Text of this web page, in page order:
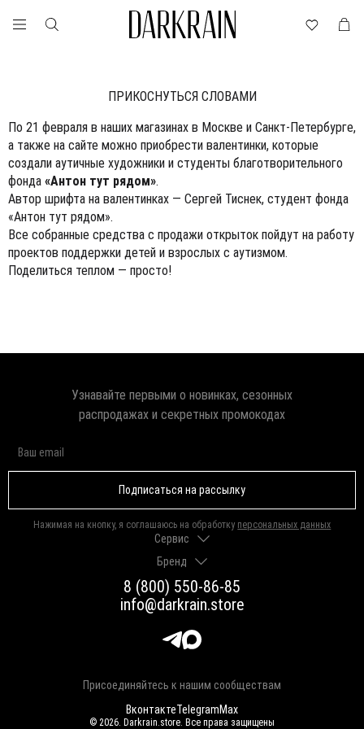
ПРИКОСНУТЬСЯ СЛОВАМИ
По 21 февраля в наших магазинах в Москве и Санкт-Петербурге,
а также на сайте можно приобрести валентинки, которые
создали аутичные художники и студенты благотворительного
фонда «Антон тут рядом».
Автор шрифта на валентинках — Сергей Тиснек, студент фонда
«Антон тут рядом».
Все собранные средства с продажи открыток пойдут на работу
проектов поддержки детей и взрослых с аутизмом.
Поделиться теплом — просто!
8 (800) 550-86-85
info@darkrain.store
Присоединяйтесь к нашим сообществам
ВконтактеTelegramMax
Сервис
Доставка и оплата
Гарантии и возврат
Как выбрать размер
Уход за украшениями
Яндекс Пэй
Долями
Бренд
О нас
Программа лояльности
Магазины
Узнавайте первыми о новинках, сезонных
распродажах и секретных промокодах
Подписаться на рассылку
Нажимая на кнопку, я соглашаюсь на обработку персональных данных
© 2026. Darkrain.store. Все права защищены